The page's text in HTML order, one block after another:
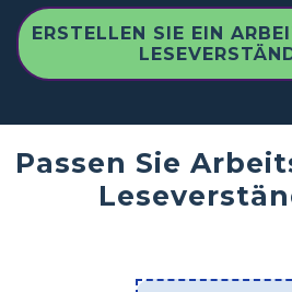
ERSTELLEN SIE EIN
Passen Sie